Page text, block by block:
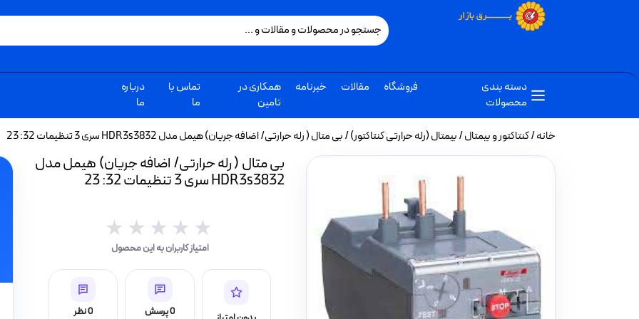
دسته بندی
محصولات
فروشگاه مقالات خبرنامه
همکاری در
تامین
تماس با
ما
درباره
ما
خانه/کنتاکتور و بیمتال/بیمتال (رله حرارتی کنتاکتور)/ بی متال ( رله حرارتی/ اضافه جریان) هیمل مدل HDR3s3832 سری 3 تنظیمات 32: 23
بی متال ( رله حرارتی/ اضافه جریان) هیمل مدل
HDR3s3832 سری 3 تنظیمات 32: 23
★★★★★
امتیاز کاربران به این محصول
0 پرسش 0 نظر